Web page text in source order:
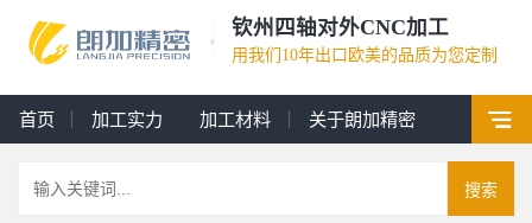
钦州四轴对外CNC加工
用我们10年出口欧美的品质为您定制
首页 加工实力 加工材料 关于朗加精密
搜索